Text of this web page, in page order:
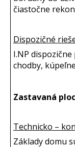
čiastočne
Dispozičné
I.NP
chodby,
Zastavaná
Technicko –
Základy domu